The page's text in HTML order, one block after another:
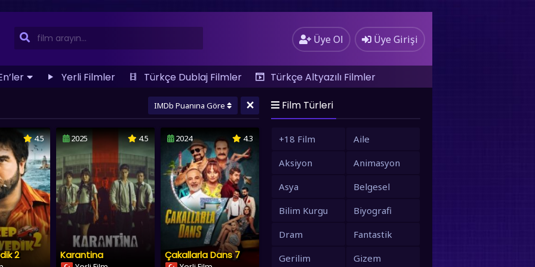
Üye Ol Üye Girişi
Yerli Filmler Türkçe Dublaj Filmler
Türkçe Altyazılı Filmler
IMDb Puanına Göre ×
4.5
2
2025 4.5
Karantina
2024 4.3
Çakallarla Dans 7
Film Türleri
+18 Film
Aile
Aksiyon
Animasyon
Asya
Belgesel
Bilim Kurgu
Biyografi
Dram
Fantastik
Gerilim
Gizem